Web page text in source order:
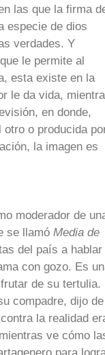
las que la firma
especie de dios
verdades. Y
le permite al
esta existe en la
le da vida,
en donde,
otro o producida
la imagen es
moderador de
se llamó Media de
del país a hablar
con gozo. Es
de su tertulia.
compadre, dijo de
la realidad
ve cómo